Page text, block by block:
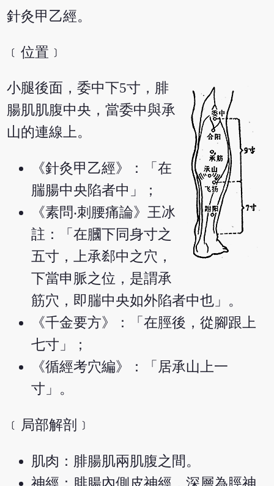
針灸甲乙經。
﹝位置﹞
小腿後面，委中下5寸，腓
腸肌肌腹中央，當委中與承
山的連線上。
《針灸甲乙經》：「在
腨腸中央陷者中」；
《素問‧刺腰痛論》王冰
註：「在膕下同身寸之
五寸，上承郄中之穴，
下當申脈之位，是謂承
筋穴，即腨中央如外陷者中也」。
《千金要方》：「在脛後，從腳跟上
七寸」；
《循經考穴編》：「居承山上一
寸」。
﹝局部解剖﹞
肌肉：腓腸肌兩肌腹之間。